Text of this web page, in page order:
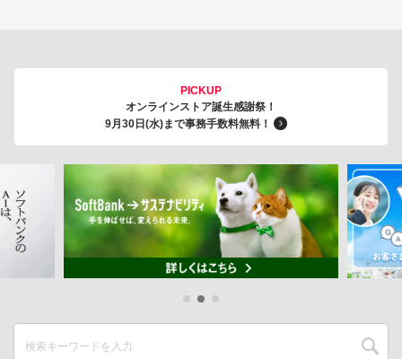
PICKUP
オンラインストア誕生感謝祭！
9月30日(水)まで事務手数料無料！